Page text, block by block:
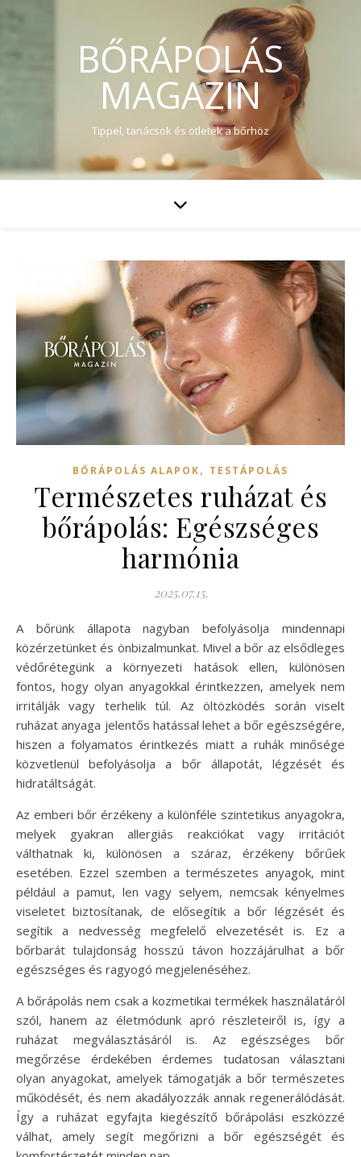
BŐRÁPOLÁS
MAGAZIN
Tippel, tanácsok és ötletek a bőrhöz
BŐRÁPOLÁS ALAPOK, TESTÁPOLÁS
Természetes ruházat és
bőrápolás: Egészséges
harmónia
2025.07.15.
A bőrünk állapota nagyban befolyásolja mindennapi
közérzetünket és önbizalmunkat. Mivel a bőr az elsődleges
védőrétegünk a környezeti hatások ellen, különösen
fontos, hogy olyan anyagokkal érintkezzen, amelyek nem
irritálják vagy terhelik túl. Az öltözködés során viselt
ruházat anyaga jelentős hatással lehet a bőr egészségére,
hiszen a folyamatos érintkezés miatt a ruhák minősége
közvetlenül befolyásolja a bőr állapotát, légzését és
hidratáltságát.
Az emberi bőr érzékeny a különféle szintetikus anyagokra,
melyek gyakran allergiás reakciókat vagy irritációt
válthatnak ki, különösen a száraz, érzékeny bőrűek
esetében. Ezzel szemben a természetes anyagok, mint
például a pamut, len vagy selyem, nemcsak kényelmes
viseletet biztosítanak, de elősegítik a bőr légzését és
segítik a nedvesség megfelelő elvezetését is. Ez a
bőrbarát tulajdonság hosszú távon hozzájárulhat a bőr
egészséges és ragyogó megjelenéséhez.
A bőrápolás nem csak a kozmetikai termékek használatáról
szól, hanem az életmódunk apró részleteiről is, így a
ruházat megválasztásáról is. Az egészséges bőr
megőrzése érdekében érdemes tudatosan választani
olyan anyagokat, amelyek támogatják a bőr természetes
működését, és nem akadályozzák annak regenerálódását.
Így a ruházat egyfajta kiegészítő bőrápolási eszközzé
válhat, amely segít megőrizni a bőr egészségét és